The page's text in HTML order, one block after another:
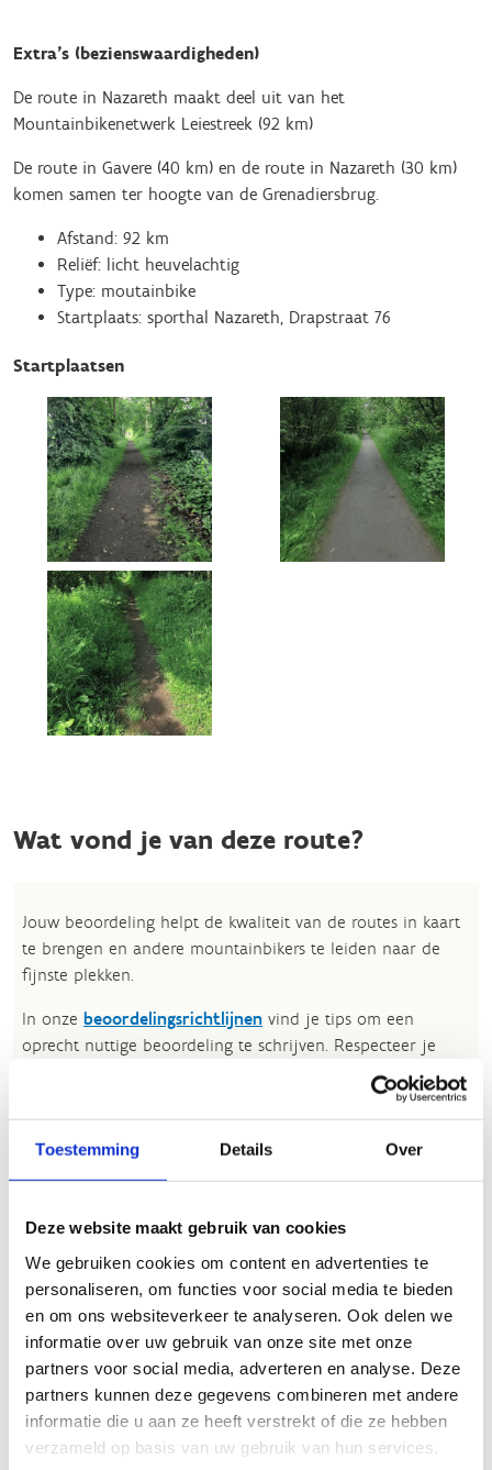
Toestemming Details Over
Deze website maakt gebruik van cookies
We gebruiken cookies om content en advertenties te
personaliseren, om functies voor social media te bieden
en om ons websiteverkeer te analyseren. Ook delen we
informatie over uw gebruik van onze site met onze
partners voor social media, adverteren en analyse. Deze
partners kunnen deze gegevens combineren met andere
informatie die u aan ze heeft verstrekt of die ze hebben
verzameld op basis van uw gebruik van hun services.
Extra’s (bezienswaardigheden)
De route in Nazareth maakt deel uit van het
Mountainbikenetwerk Leiestreek (92 km)
De route in Gavere (40 km) en de route in Nazareth (30 km)
komen samen ter hoogte van de Grenadiersbrug.
Afstand: 92 km
Reliëf: licht heuvelachtig
Type: moutainbike
Startplaats: sporthal Nazareth, Drapstraat 76
Startplaatsen
Wat vond je van deze route?
Jouw beoordeling helpt de kwaliteit van de routes in kaart
te brengen en andere mountainbikers te leiden naar de
fijnste plekken.
In onze beoordelingsrichtlijnen vind je tips om een
oprecht nuttige beoordeling te schrijven. Respecteer je
onze richtlijnen niet, dan kunnen wij beslissen jouw
beoordelingen te verwijderen. Wij behouden ons het recht
om kleine aanpassingen aan te brengen in het
tekstgedeelte van jouw evaluatie zonder de feitelijke
inhoud ervan te veranderen, bijvoorbeeld om taalfouten
kijkje bij deFAQ.
Wil je een probleem melden op een route? Ga dan naar
hetRoutemeldpunt.
Heb je een vraag, contacteer ons via
sportievevrijetijd@sport.vlaanderen.​